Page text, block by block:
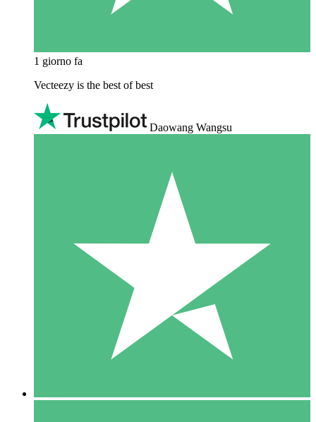
1 giorno fa
Vecteezy is the best of best
Daowang Wangsu